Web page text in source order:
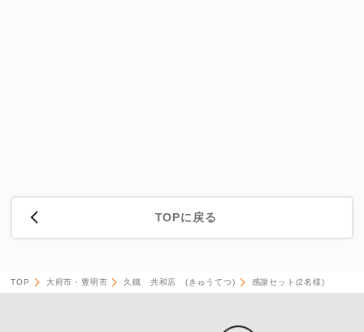
TOPに戻る
TOP 大府市・豊明市 久鐵 共和店 (きゅうてつ) 感謝セット(2名様)